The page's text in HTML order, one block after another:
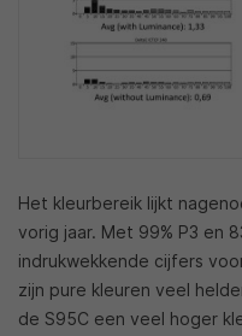
Het kleurbereik lijkt
vorig jaar. Met 99% P3 en
indrukwekkende cijfers
zijn pure kleuren veel
de S95C een veel hoger